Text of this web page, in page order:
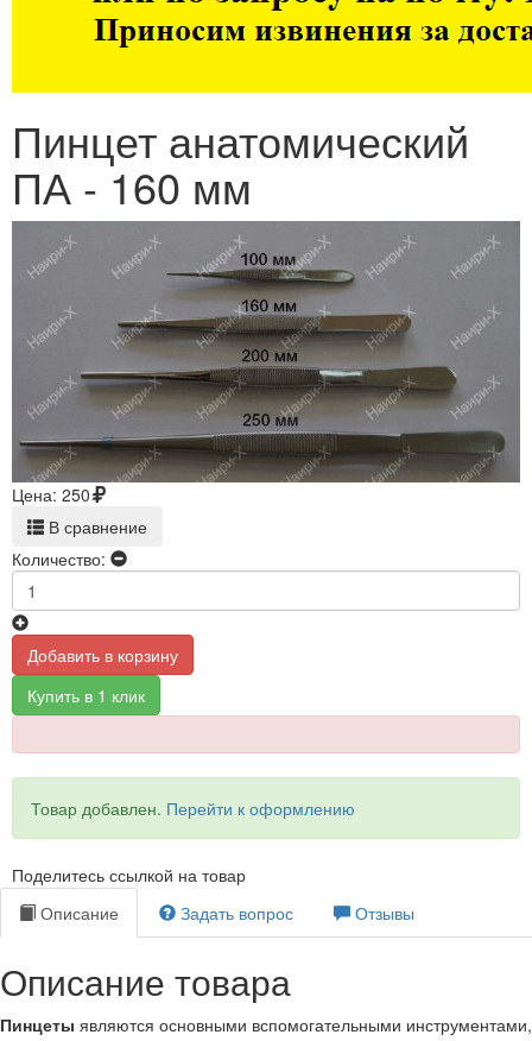
Пинцет анатомический
ПА - 160 мм
Цена: 250
В сравнение
Количество:
Добавить в корзину
Купить в 1 клик
Товар добавлен. Перейти к оформлению
Поделитесь ссылкой на товар
Описание
Задать вопрос Отзывы
Описание товара
Пинцеты являются основными вспомогательными инструментами,